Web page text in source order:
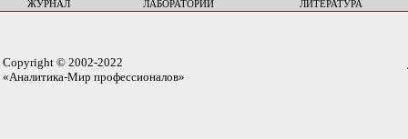
ЖУРНАЛ ЛАБОРАТОРИИ ЛИТЕРАТУРА
Copyright © 2002-2022
«Аналитика-Мир профессионалов»